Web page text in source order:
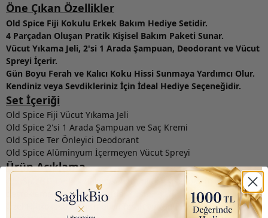
Öne Çıkan Özellikler
Old Spice Fiji Kokulu Erkek Bakım Hediye Setidir.
4 Parçadan Oluşan Pratik Kişisel Bakım Paketi Sunar.
Vücut Yıkama Jeli, 2'si 1 Arada Şampuan, Deodorant ve Vücut
Spreyi İçerir.
Gün Boyu Ferah ve Kalıcı Koku Hissi Sunmaya Yardımcı Olur.
Kendiniz veya Sevdikleriniz İçin İdeal Hediye Seçeneğidir.
Set İçeriği
Old Spice Fiji Vücut Yıkama Jeli
Old Spice 2'si 1 Arada Şampuan ve Saç Kremi
Old Spice Ter Önleyici Deodorant
Old Spice Alüminyum İçermeyen Vücut Spreyi
Ürün Açıklama
Old Spice Fiji erkek bakım seti, günlük kişisel bakım rutinini
desteklemek amacıyla hazırlanmıştır.
Özel Fiji kokusu ile gün boyu ferah ve canlı his oluşmasına